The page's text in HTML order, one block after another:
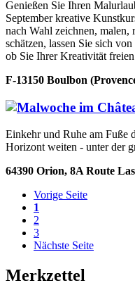
Genießen Sie Ihren
September kreative
nach Wahl zeichnen,
schätzen, lassen Sie sich
ob Sie Ihrer Kreativität
F-13150 Boulbon
Einkehr und Ruhe am Fuße
Horizont weiten - unter der
64390 Orion, 8A Route
Vorige Seite
1
2
3
Nächste Seite
Merkzettel